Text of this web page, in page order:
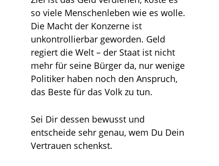
so viele Menschenleben wie es wolle.
Die Macht der Konzerne ist
unkontrollierbar geworden. Geld
regiert die Welt – der Staat ist nicht
mehr für seine Bürger da, nur wenige
Politiker haben noch den Anspruch,
das Beste für das Volk zu tun.
Sei Dir dessen bewusst und
entscheide sehr genau, wem Du Dein
Vertrauen schenkst.